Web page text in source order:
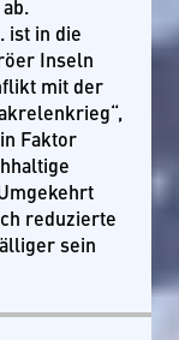
ist in die
Inseln
mit der
Faktor
reduzierte
sein